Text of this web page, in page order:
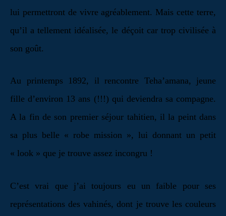
lui permettront de vivre agréablement. Mais cette terre,
qu’il a tellement idéalisée, le déçoit car trop civilisée à
son goût.
Au printemps 1892, il rencontre Teha’amana, jeune
fille d’environ 13 ans (!!!) qui deviendra sa compagne.
A la fin de son premier séjour tahitien, il la peint dans
sa plus belle « robe mission », lui donnant un petit
« look » que je trouve assez incongru !
C’est vrai que j’ai toujours eu un faible pour ses
représentations des vahinés, dont je trouve les couleurs